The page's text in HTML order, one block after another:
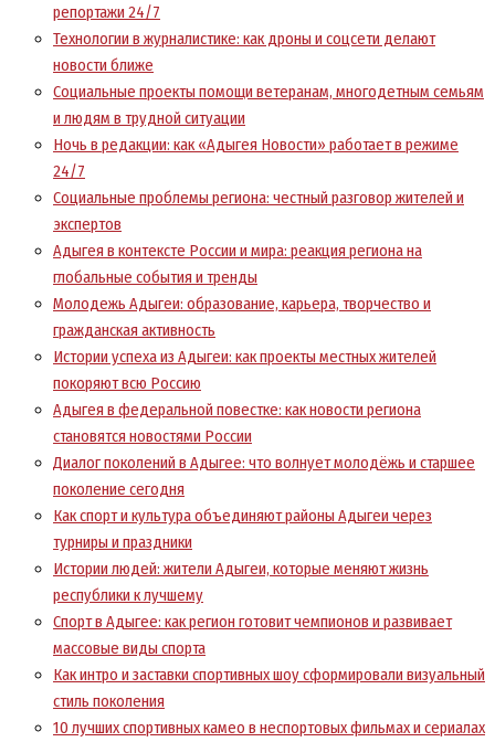
репортажи 24/7
Технологии в журналистике: как дроны и соцсети делают
новости ближе
Социальные проекты помощи ветеранам, многодетным семьям
и людям в трудной ситуации
Ночь в редакции: как «Адыгея Новости» работает в режиме
24/7
Социальные проблемы региона: честный разговор жителей и
экспертов
Адыгея в контексте России и мира: реакция региона на
глобальные события и тренды
Молодежь Адыгеи: образование, карьера, творчество и
гражданская активность
Истории успеха из Адыгеи: как проекты местных жителей
покоряют всю Россию
Адыгея в федеральной повестке: как новости региона
становятся новостями России
Диалог поколений в Адыгее: что волнует молодёжь и старшее
поколение сегодня
Как спорт и культура объединяют районы Адыгеи через
турниры и праздники
Истории людей: жители Адыгеи, которые меняют жизнь
республики к лучшему
Спорт в Адыгее: как регион готовит чемпионов и развивает
массовые виды спорта
Как интро и заставки спортивных шоу сформировали визуальный
стиль поколения
10 лучших спортивных камео в неспортовых фильмах и сериалах